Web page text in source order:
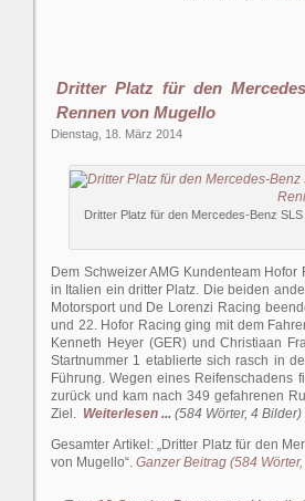
Dritter Platz für den
Rennen von Mugello
Dienstag, 18. März 2014
Dritter Platz für den Mercedes-Benz
Dem Schweizer AMG Kundenteam
in Italien ein dritter Platz. Die beiden
Motorsport und De Lorenzi Racing
und 22. Hofor Racing ging mit dem
Kenneth Heyer (GER) und Christiaan
Startnummer 1 etablierte sich rasch in
Führung. Wegen eines Reifenschadens
zurück und kam nach 349 gefahrenen
Ziel. Weiterlesen ... (584 Wörter, 4 Bilder)
Gesamter Artikel: Dritter Platz für den
von Mugello . Ganzer Beitrag (584